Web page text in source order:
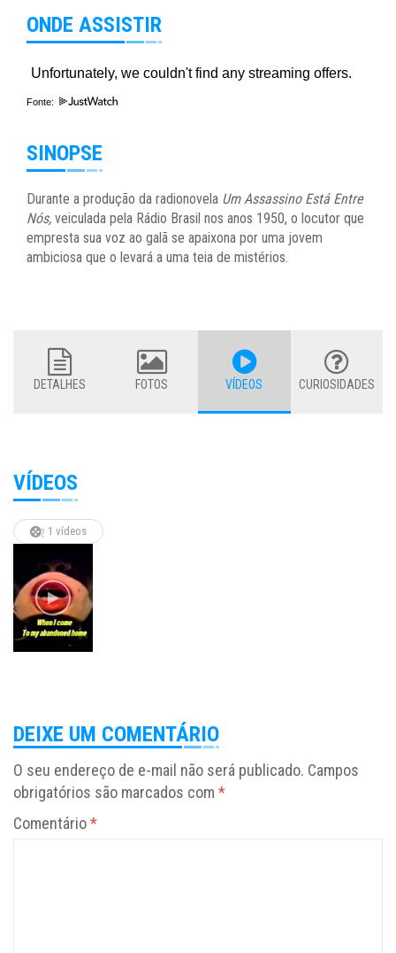
ONDE ASSISTIR
Fonte:
SINOPSE
Durante a produção da radionovela Um Assassino Está Entre
Nós, veiculada pela Rádio Brasil nos anos 1950, o locutor que
empresta sua voz ao galã se apaixona por uma jovem
ambiciosa que o levará a uma teia de mistérios.
DETALHES FOTOS VÍDEOS CURIOSIDADES
VÍDEOS
1 vídeos
DEIXE UM COMENTÁRIO
O seu endereço de e-mail não será publicado. Campos
obrigatórios são marcados com *
Comentário*